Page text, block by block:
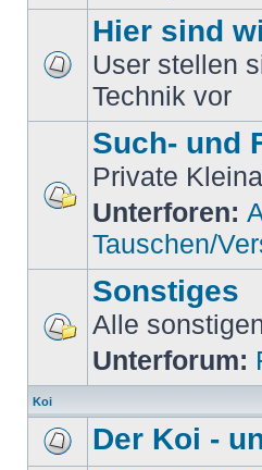
Hier sind
User stellen
Technik vor
Such- und
Private
Unterforen:
Tauschen/
Sonstiges
Alle
Unterforum:
Koi
Der Koi -